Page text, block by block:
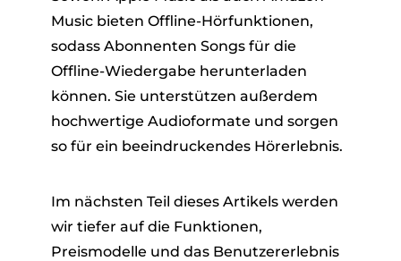
Music bieten Offline-Hörfunktionen,
sodass Abonnenten Songs für die
Offline-Wiedergabe herunterladen
können. Sie unterstützen außerdem
hochwertige Audioformate und sorgen
so für ein beeindruckendes Hörerlebnis.
Im nächsten Teil dieses Artikels werden
wir tiefer auf die Funktionen,
Preismodelle und das Benutzererlebnis